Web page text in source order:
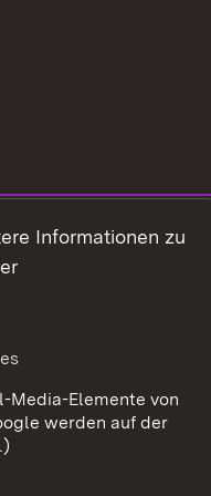
Informationen zu
Media-Elemente von
werden auf der